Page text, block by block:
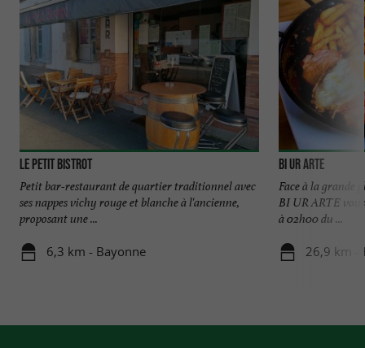
Le Petit Bistrot
Petit bar-restaurant de quartier traditionnel avec
ses nappes vichy rouge et blanche à l'ancienne,
proposant une ...
6,3 km - Bayonne
Bi Ur Arte
Face à la grande
BI UR ARTE
à 02h00 du ...
26,9 km -